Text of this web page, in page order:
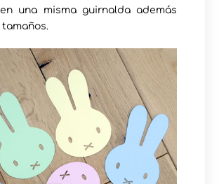
una misma guirnalda además